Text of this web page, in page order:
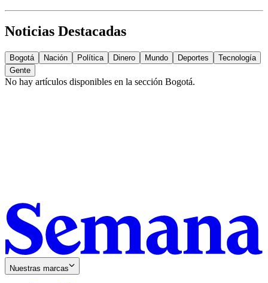
Noticias Destacadas
Bogotá Nación Política Dinero Mundo Deportes
Tecnología
Gente
No hay artículos disponibles en la sección Bogotá.
Nuestras marcas